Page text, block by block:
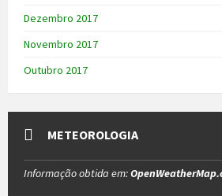
Dezembro 2017
Novembro 2017
Outubro 2017
METEOROLOGIA
Informação obtida em: